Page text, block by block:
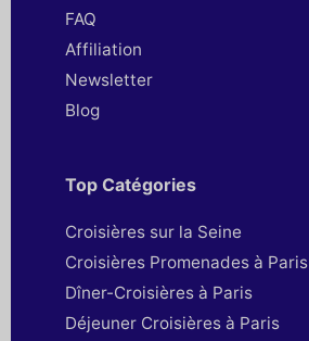
FAQ
Affiliation
Newsletter
Blog
Top Catégories
Croisières sur la Seine
Croisières Promenades à Paris
Dîner-Croisières à Paris
Déjeuner Croisières à Paris